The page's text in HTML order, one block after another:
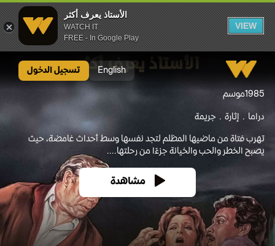
الأستاذ يعرف أكثر
WATCH IT
FREE - In Google Play
VIEW
English تسجيل الدخول
1985موسم
دراما إثارة جريمة
تهرب فتاة من ماضيها المظلم لتجد نفسها وسط أحداث غامضة، حيث
يصبح الخطر والحب والخيانة جزءًا من رحلتها....
مشاهدة